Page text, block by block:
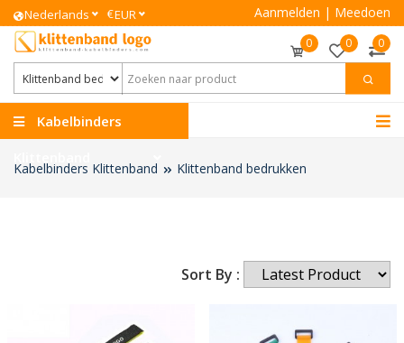
Nederlands €EUR Aanmelden | Meedoen
0 0 0
Kabelbinders
Kabelbinders Klittenband Klittenband bedrukken
Sort By :